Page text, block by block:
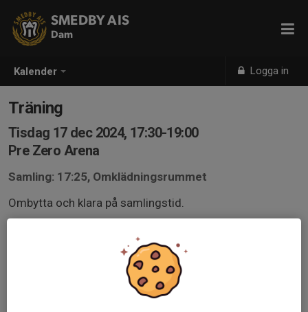
Kalender Logga in
SMEDBY AIS
Dam
Träning
Tisdag 17 dec 2024, 17:30-19:00
Pre Zero Arena
Samling: 17:25, Omklädningsrummet
Ombytta och klara på samlingstid.